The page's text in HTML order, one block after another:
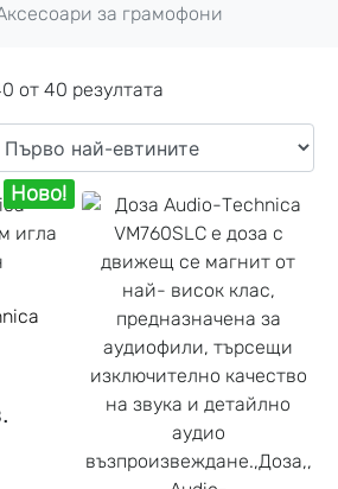
за грамофони
от 40 резултата
Ново!